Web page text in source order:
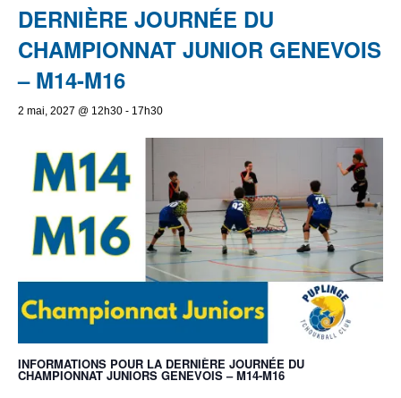
DERNIÈRE JOURNÉE DU
CHAMPIONNAT JUNIOR GENEVOIS
– M14-M16
2 mai, 2027 @ 12h30 - 17h30
INFORMATIONS POUR LA DERNIÈRE JOURNÉE DU
CHAMPIONNAT JUNIORS GENEVOIS – M14-M16